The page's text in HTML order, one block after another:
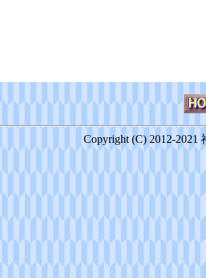
Copyright (C) 2012-2021